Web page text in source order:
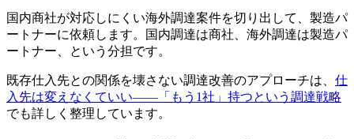
国内商社が対応しにくい海外調達案件を切り出して、製造パ
ートナーに依頼します。国内調達は商社、海外調達は製造パ
ートナー、という分担です。
既存仕入先との関係を壊さない調達改善のアプローチは、 仕
入先は変えなくていい——「もう1社」持つという調達戦略
でも詳しく整理しています。